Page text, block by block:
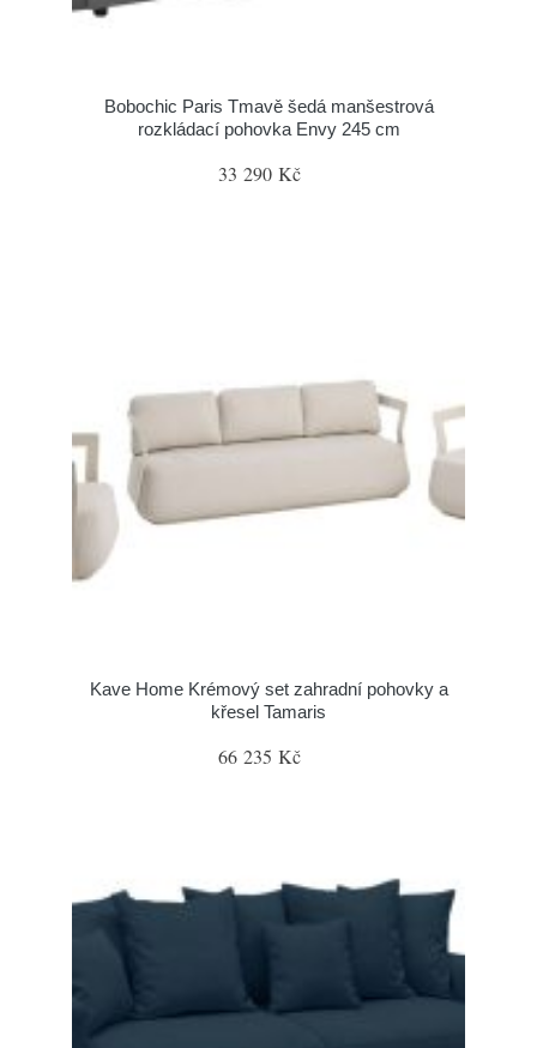
Bobochic Paris Tmavě šedá manšestrová
rozkládací pohovka Envy 245 cm
33 290 Kč
Kave Home Krémový set zahradní pohovky a
křesel Tamaris
66 235 Kč